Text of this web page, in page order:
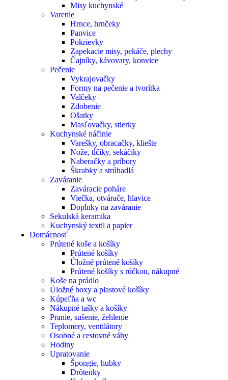
Misy kuchynské
Varenie
Hrnce, hrnčeky
Panvice
Pokrievky
Zapekacie misy, pekáče, plechy
Čajníky, kávovary, konvice
Pečenie
Vykrajovačky
Formy na pečenie a tvorítka
Valčeky
Zdobenie
Ošatky
Masľovačky, stierky
Kuchynské náčinie
Varešky, obracačky, kliešte
Nože, tĺčiky, sekáčiky
Naberačky a príbory
Škrabky a strúhadlá
Zaváranie
Zaváracie poháre
Viečka, otvárače, hlavice
Doplnky na zaváranie
Sekulská keramika
Kuchynský textil a papier
Domácnosť
Prútené koše a košíky
Prútené košíky
Úložné prútené košíky
Prútené košíky s rúčkou, nákupné
Koše na prádlo
Úložné boxy a plastové košíky
Kúpeľňa a wc
Nákupné tašky a košíky
Pranie, sušenie, žehlenie
Teplomery, ventilátory
Osobné a cestovné váhy
Hodiny
Upratovanie
Špongie, hubky
Drôtenky